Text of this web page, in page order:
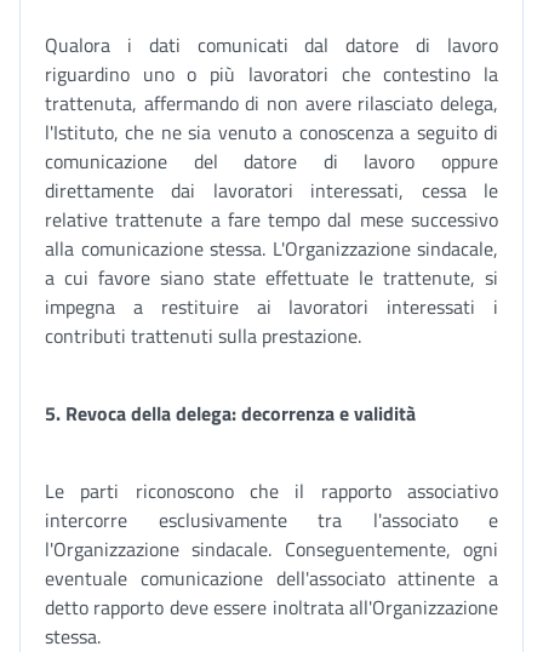
Qualora i dati comunicati dal datore di lavoro
riguardino uno o più lavoratori che contestino la
trattenuta, affermando di non avere rilasciato delega,
l'Istituto, che ne sia venuto a conoscenza a seguito di
comunicazione del datore di lavoro oppure
direttamente dai lavoratori interessati, cessa le
relative trattenute a fare tempo dal mese successivo
alla comunicazione stessa. L'Organizzazione sindacale,
a cui favore siano state effettuate le trattenute, si
impegna a restituire ai lavoratori interessati i
contributi trattenuti sulla prestazione.
5. Revoca della delega: decorrenza e validità
Le parti riconoscono che il rapporto associativo
intercorre esclusivamente tra l'associato e
l'Organizzazione sindacale. Conseguentemente, ogni
eventuale comunicazione dell'associato attinente a
detto rapporto deve essere inoltrata all'Organizzazione
stessa.